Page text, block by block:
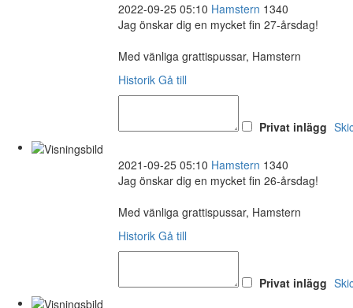
2022-09-25 05:10 Hamstern 1340
Jag önskar dig en mycket fin 27-årsdag!
Med vänliga grattispussar, Hamstern
Historik Gå till
Privat inlägg
2021-09-25 05:10 Hamstern 1340
Jag önskar dig en mycket fin 26-årsdag!
Med vänliga grattispussar, Hamstern
Historik Gå till
Privat inlägg